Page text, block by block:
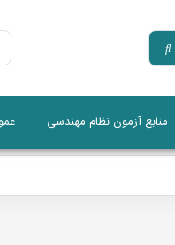
منابع آزمون نظام مهندسی